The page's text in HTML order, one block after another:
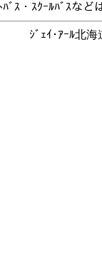
ﾞｽ・ｽｸｰﾙﾊﾞｽな
ｼﾞｪｲ･ｱｰﾙ北